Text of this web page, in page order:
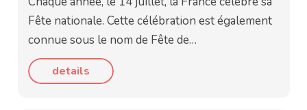
Fête nationale. Cette célébration est également
connue sous le nom de Fête de…
details